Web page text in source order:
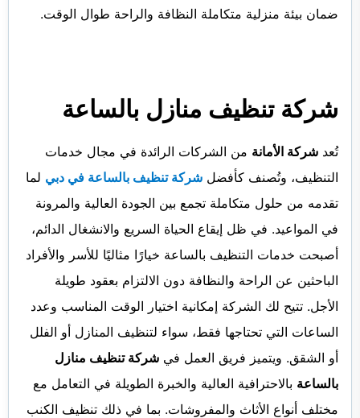
ضمان بيئة منزلية متكاملة النظافة والراحة طوال الوقت.
شركة تنظيف منازل بالساعة
تُعد شركة الأمانة من الشركات الرائدة في مجال خدمات
التنظيف، وتُصنف كأفضل شركة تنظيف بالساعة في دبي لما
تقدمه من حلول متكاملة تجمع بين الجودة العالية والمرونة
في المواعيد. في ظل إيقاع الحياة السريع والانشغال الدائم،
أصبحت خدمات التنظيف بالساعة خيارًا مثاليًا للأسر والأفراد
الباحثين عن الراحة والنظافة دون الالتزام بعقود طويلة
الأجل. تتيح لك الشركة إمكانية اختيار الوقت المناسب وعدد
الساعات التي تحتاجها فقط، سواء لتنظيف المنازل أو الفلل
أو الشقق. ويتميز فريق العمل في شركة تنظيف منازل
بالساعة بالاحترافية العالية والخبرة الطويلة في التعامل مع
مختلف أنواع الأثاث والمفروشات. بما في ذلك تنظيف الكنب